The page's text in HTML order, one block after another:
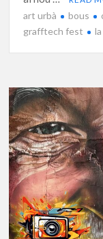
art urbà bous
grafftech fest